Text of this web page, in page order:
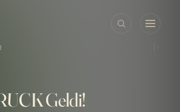
Geldi!